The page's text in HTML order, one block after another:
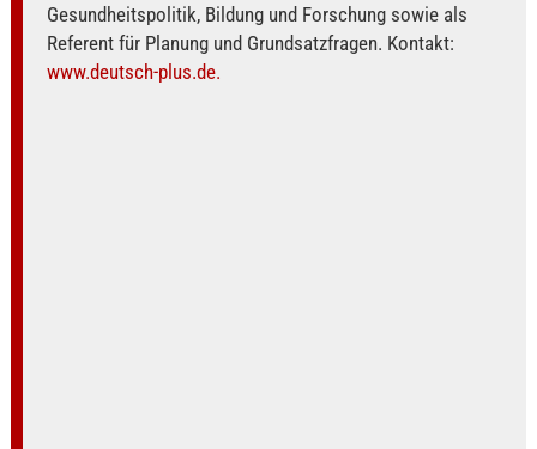
Gesundheitspolitik, Bildung und Forschung sowie als
Referent für Planung und Grundsatzfragen. Kontakt:
www.deutsch-plus.de.